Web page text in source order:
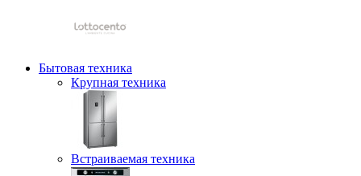
Бытовая техника
Крупная техника
Встраиваемая техника